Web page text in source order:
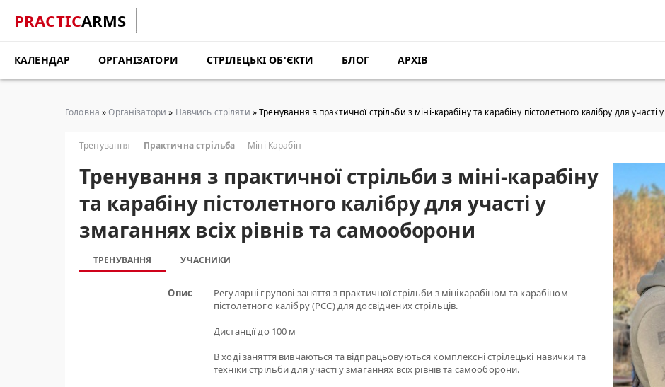
PRACTICARMS
КАЛЕНДАР ОРГАНІЗАТОРИ СТРІЛЕЦЬКІ ОБ'ЄКТИ БЛОГ АРХІВ
Головна »Організатори » Навчись стріляти » Тренування з практичної стрільби з міні-карабіну та карабіну пістолетного калібру для
Тренування Практична стрільба Міні Карабін
Тренування з практичної стрільби з міні-карабіну
та карабіну пістолетного калібру для участі у
змаганнях всіх рівнів та самооборони
ТРЕНУВАННЯ УЧАСНИКИ
Опис
Регулярні групові заняття з практичної стрільби з мінікарабіном та карабіном
пістолетного калібру (РСС) для досвідчених стрільців.
Дистанції до 100 м
В ході заняття вивчаються та відпрацьовуються комплексні стрілецькі навички та
техніки стрільби для участі у змаганнях всіх рівнів та самооборони.